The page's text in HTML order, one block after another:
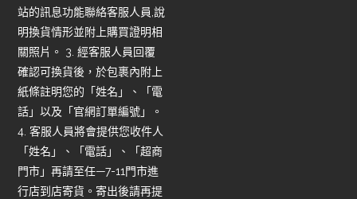
站的訊息功能聯絡客服人員,說
明換貨情形並附上購買證明相
關照片。 3. 經客服人員回覆
確認可換貨後，於包裹內附上
紙條註明您的「姓名」、「電
話」以及「官網訂單編號」。
4. 客服人員將會提供您收件人
「姓名」、「電話」、「超商
門市」再請至任—7-11門市進
行店到店寄貨。寄出後請再提